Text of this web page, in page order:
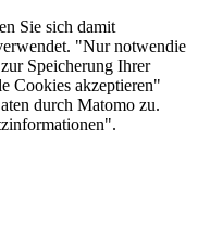
Sie sich damit
"Nur notwendie
Speicherung Ihrer
Cookies akzeptieren"
durch Matomo zu.